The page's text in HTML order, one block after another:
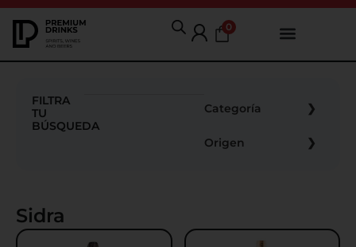
0
FILTRA
TU
BÚSQUEDA
Categoría
Origen
Sidra